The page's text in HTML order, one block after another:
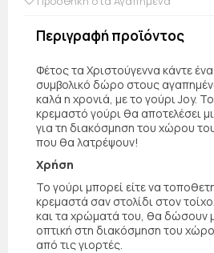
Περιγραφή προϊόντος
Φέτος τα Χριστούγεννα κάντε
συμβολικό δώρο στους
καλά η χρονιά, με το γούρι Joy.
κρεμαστό γούρι θα αποτελέσει
για τη διακόσμηση του χώρου
που θα λατρέψουν!
Χρήση
Το γούρι μπορεί είτε να
κρεμαστά σαν στολίδι στον
και τα χρώματά του, θα δώσουν
οπτική στη διακόσμηση του
από τις γιορτές.